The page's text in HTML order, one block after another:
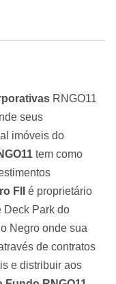
RNGO11
seus
imóveis do
tem como
FII
é proprietário
Deck Park do
Negro onde sua
de contratos
e distribuir aos